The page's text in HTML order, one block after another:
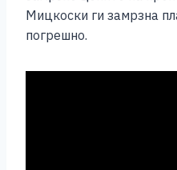
Мицкоски ги замрзна
погрешно.